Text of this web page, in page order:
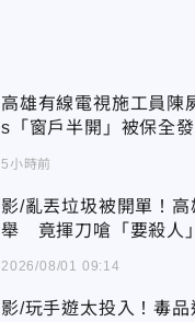
高雄有線電視施工員
s「窗戶半開」被保全
5小時前
影/亂丟垃圾被開單！
舉 竟揮刀嗆「要殺人」
2026/08/01 09:14
影/玩手遊太投入！毒